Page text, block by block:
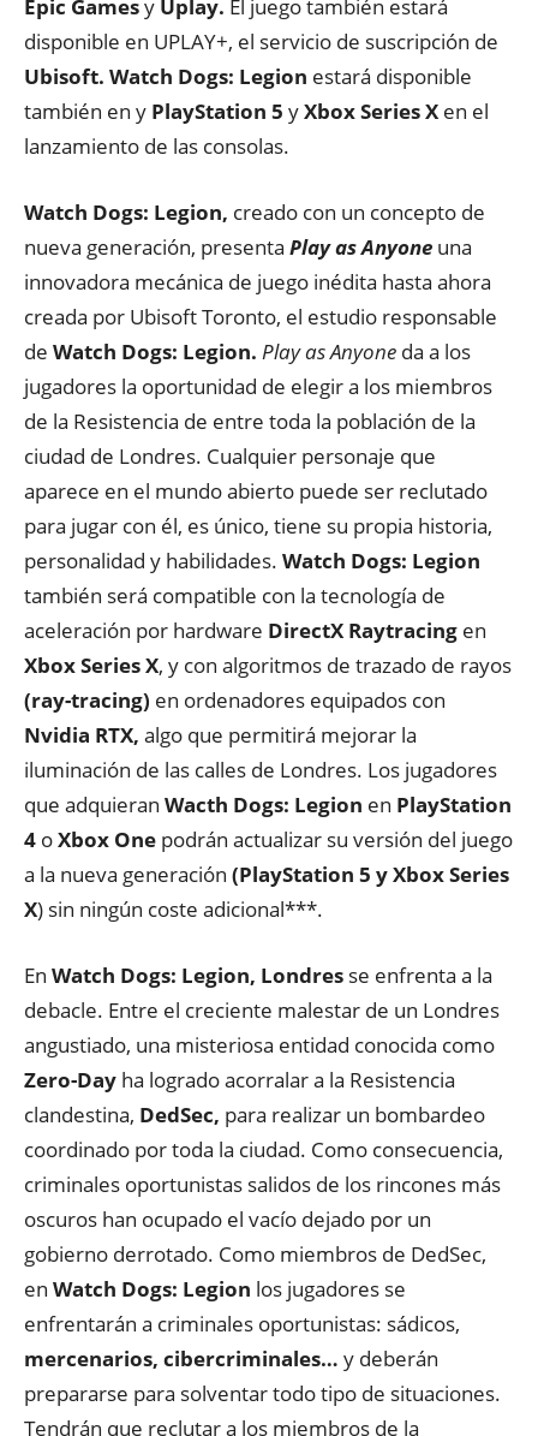
Epic Gamesy Uplay. El juego también estará
disponible en UPLAY+, el servicio de suscripción de
Ubisoft. Watch Dogs: Legion estará disponible
también en y PlayStation 5 yXbox SeriesX en el
lanzamiento de las consolas.
Watch Dogs: Legion, creado con un concepto de
nueva generación, presenta Play as Anyone una
innovadora mecánica de juego inédita hasta ahora
creada por Ubisoft Toronto, el estudio responsable
de Watch Dogs: Legion. Play as Anyone da a los
jugadores la oportunidad de elegir a los miembros
de la Resistencia de entre toda la población de la
ciudad de Londres. Cualquier personaje que
aparece en el mundo abierto puede ser reclutado
para jugar con él, es único, tiene su propia historia,
personalidad y habilidades. Watch Dogs: Legion
también será compatible con la tecnología de
aceleración por hardware DirectX Raytracing en
Xbox SeriesX, y con algoritmos de trazado de rayos
(ray-tracing) en ordenadores equipados con
Nvidia RTX, algo que permitirá mejorar la
iluminación de las calles de Londres. Los jugadores
que adquieran Wacth Dogs: Legion en PlayStation
4 oXbox One podrán actualizar su versión del juego
a la nueva generación (PlayStation 5 y Xbox Series
X) sin ningún coste adicional***.
En Watch Dogs: Legion, Londres se enfrenta a la
debacle. Entre el creciente malestar de un Londres
angustiado, una misteriosa entidad conocida como
Zero-Day ha logrado acorralar a la Resistencia
clandestina, DedSec, para realizar un bombardeo
coordinado por toda la ciudad. Como consecuencia,
criminales oportunistas salidos de los rincones más
oscuros han ocupado el vacío dejado por un
gobierno derrotado. Como miembros de DedSec,
en Watch Dogs: Legion los jugadores se
enfrentarán a criminales oportunistas: sádicos,
mercenarios, cibercriminales… y deberán
prepararse para solventar todo tipo de situaciones.
Tendrán que reclutar a los miembros de la